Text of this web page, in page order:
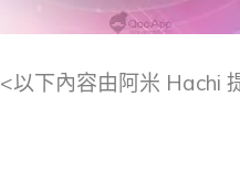
<以下內容由阿米 Hachi